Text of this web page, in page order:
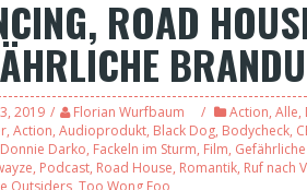
ROAD
2019 Florian Wurfbaum Action, Alle,
, Action, Audioprodukt, Black Dog, Bodycheck,
Donnie Darko, Fackeln im Sturm, Film,
, Podcast, Road House, Romantik, Ruf nach
Outsiders, Too Wong Foo